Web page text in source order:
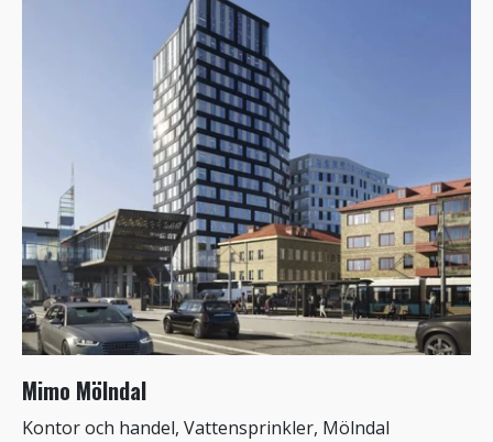
Mimo Mölndal
Kontor och handel, Vattensprinkler, Mölndal